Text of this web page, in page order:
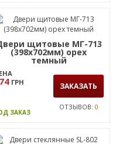
щитовые МГ-713
(398х702мм) орех
темный
ГРН ЗАКАЗАТЬ
ЗАКАЗ
ОТЗЫВОВ: 0